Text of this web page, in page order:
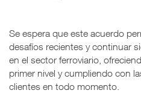
Se espera que este acuerdo
desafíos recientes y continuar
en el sector ferroviario,
primer nivel y cumpliendo con
clientes en todo momento.